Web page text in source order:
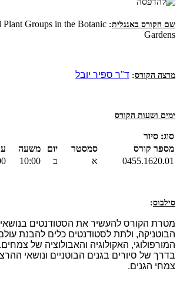
שם הקורס באנגלית:
Groups in the Botanic
Gardens
מרצה הקורס: ד"ר ספיר יובל
ימים ושעות הקורס
סוג: סיור
מספר קורס
סמסטר יום משעה
0455.1620.01
א ב 10:00
סילבוס:
מטרת הקורס להעשיר את הסטודנטים
הבוטניקה, ולתת לסטודנטים כלים להבנת
המורפולוגי, האקולוגיה והאבולוציה של
בדרך של סיורים בגנים הבוטניים ונושאי
צמחי הגנים.